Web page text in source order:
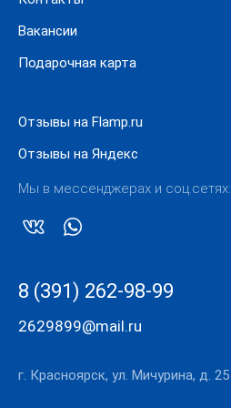
Вакансии
Подарочная карта
Отзывы на Flamp.ru
Отзывы на Яндекс
Мы в мессенджерах и соц.сетях:
8 (391) 262-98-99
2629899@mail.ru
г. Красноярск, ул. Мичурина, д. 25